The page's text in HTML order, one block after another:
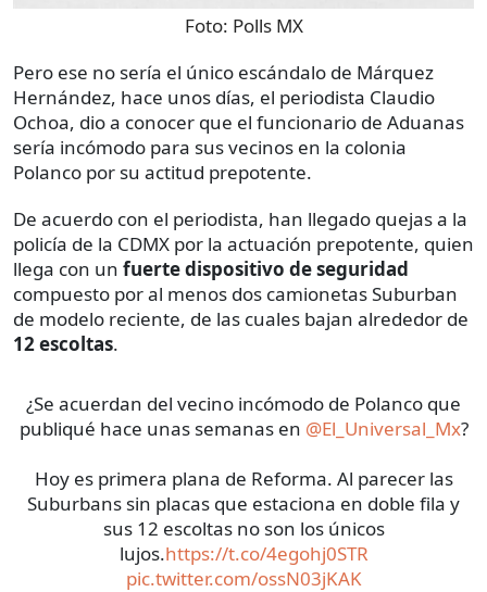
Foto: Polls MX
Pero ese no sería el único escándalo de Márquez
Hernández, hace unos días, el periodista Claudio
Ochoa, dio a conocer que el funcionario de Aduanas
sería incómodo para sus vecinos en la colonia
Polanco por su actitud prepotente.
De acuerdo con el periodista, han llegado quejas a la
policía de la CDMX por la actuación prepotente, quien
llega con un fuerte dispositivo de seguridad
compuesto por al menos dos camionetas Suburban
de modelo reciente, de las cuales bajan alrededor de
12 escoltas.
¿Se acuerdan del vecino incómodo de Polanco que
publiqué hace unas semanas en @El_Universal_Mx?
Hoy es primera plana de Reforma. Al parecer las
Suburbans sin placas que estaciona en doble fila y
sus 12 escoltas no son los únicos
lujos.https://t.co/4egohj0STR
pic.twitter.com/ossN03jKAK